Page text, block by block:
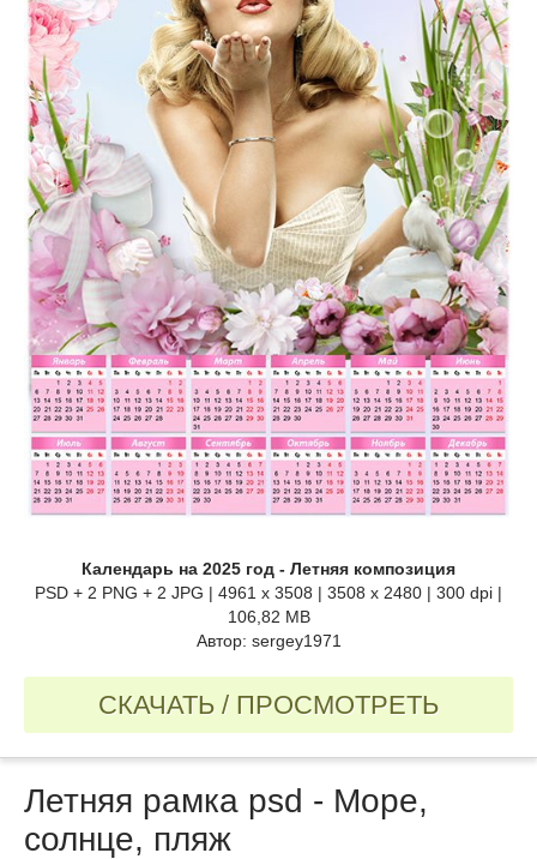
Календарь на 2025 год - Летняя композиция
PSD + 2 PNG + 2 JPG | 4961 x 3508 | 3508 x 2480 | 300 dpi |
106,82 MB
Автор: sergey1971
СКАЧАТЬ / ПРОСМОТРЕТЬ
Летняя рамка psd - Море,
солнце, пляж